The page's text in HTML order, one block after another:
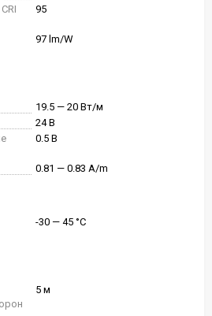
95
97 lm/W
19.5 — 20 Вт/м
24 В
0.5 В
0.81 — 0.83 A/m
-30 — 45 °C
5 м